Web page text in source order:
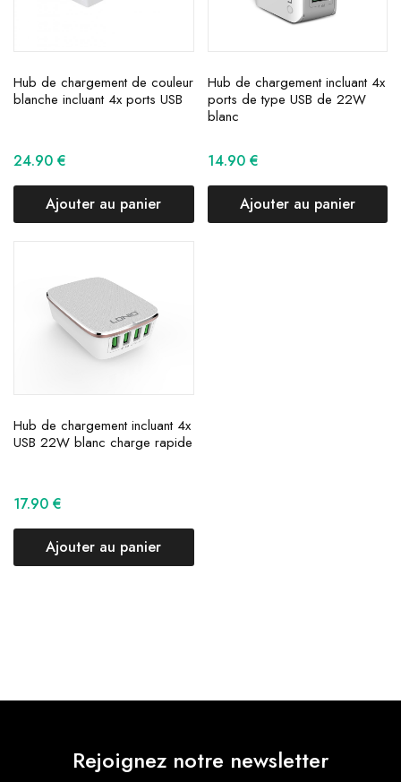
Hub de chargement de couleur
blanche incluant 4x ports USB
24.90 €
Ajouter au panier
Hub de chargement incluant 4x
ports de type USB de 22W
blanc
14.90 €
Ajouter au panier
Hub de chargement incluant 4x
USB 22W blanc charge rapide
17.90 €
Ajouter au panier
Rejoignez notre newsletter